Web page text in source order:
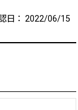
日： 2022/06/15